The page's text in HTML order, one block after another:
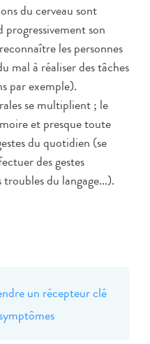
du cerveau sont
son
les personnes
mal à réaliser des tâches
par exemple).
se multiplient ; le
et presque toute
du quotidien (se
des gestes
du langage...).
un récepteur clé